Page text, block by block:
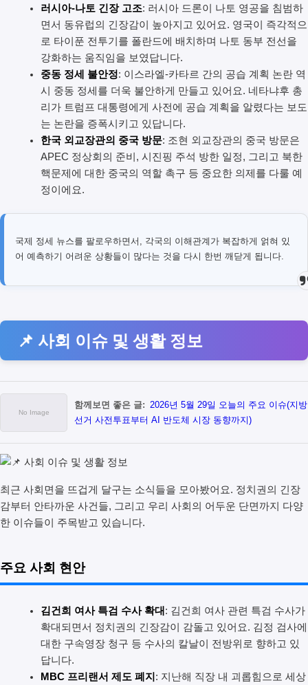
러시아-나토 긴장 고조: 러시아 드론이 나토 영공을 침범하
면서 동유럽의 긴장감이 높아지고 있어요. 영국이 즉각적으
로 타이푼 전투기를 폴란드에 배치하며 나토 동부 전선을
강화하는 움직임을 보였답니다.
중동 정세 불안정: 이스라엘-카타르 간의 공습 계획 논란 역
시 중동 정세를 더욱 불안하게 만들고 있어요. 네타냐후 총
리가 트럼프 대통령에게 사전에 공습 계획을 알렸다는 보도
는 논란을 증폭시키고 있답니다.
한국 외교장관의 중국 방문: 조현 외교장관의 중국 방문은
APEC 정상회의 준비, 시진핑 주석 방한 일정, 그리고 북한
핵문제에 대한 중국의 역할 촉구 등 중요한 의제를 다룰 예
정이에요.
국제 정세 뉴스를 팔로우하면서, 각국의 이해관계가 복잡하게 얽혀 있
어 예측하기 어려운 상황들이 많다는 것을 다시 한번 깨닫게 됩니다.
📌 사회 이슈 및 생활 정보
함께보면 좋은 글: 2026년 5월 29일 오늘의 주요 이슈(지방
선거 사전투표부터 AI 반도체 시장 동향까지)
최근 사회면을 뜨겁게 달구는 소식들을 모아봤어요. 정치권의 긴장
감부터 안타까운 사건들, 그리고 우리 사회의 어두운 단면까지 다양
한 이슈들이 주목받고 있습니다.
주요 사회 현안
김건희 여사 특검 수사 확대: 김건희 여사 관련 특검 수사가
확대되면서 정치권의 긴장감이 감돌고 있어요. 김정 검사에
대한 구속영장 청구 등 수사의 칼날이 전방위로 향하고 있
답니다.
MBC 프리랜서 제도 폐지: 지난해 직장 내 괴롭힘으로 세상